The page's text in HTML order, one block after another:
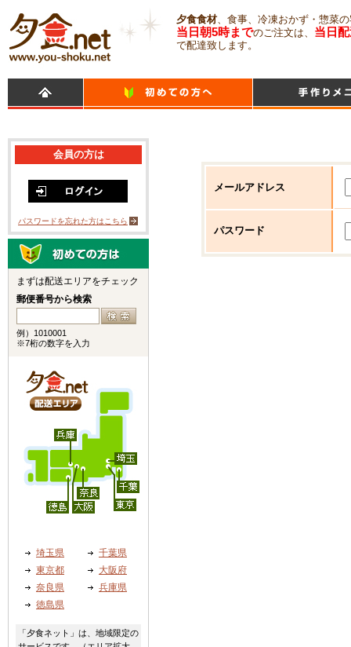
夕食食材、食事、冷凍おかず・惣菜
当日朝5時までのご注文は、 当日
で配達致します。
メールアドレス
パスワード
会員の方は
パスワードを忘れた方はこちら
まずは配送エリアをチェック
郵便番号から検索
例）1010001
※7桁の数字を入力
埼玉県
千葉県
東京都
大阪府
奈良県
兵庫県
徳島県
「夕食ネット」は、地域限定の